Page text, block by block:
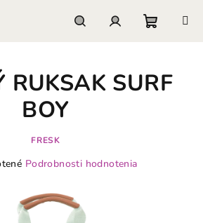
košík
RUKSAK SURF
BOY
FRESK
Podrobnosti hodnotenia